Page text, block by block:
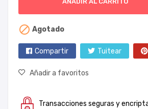
 Agotado
Compartir Tuitear
Añadir a favoritos
Transacciones seguras y